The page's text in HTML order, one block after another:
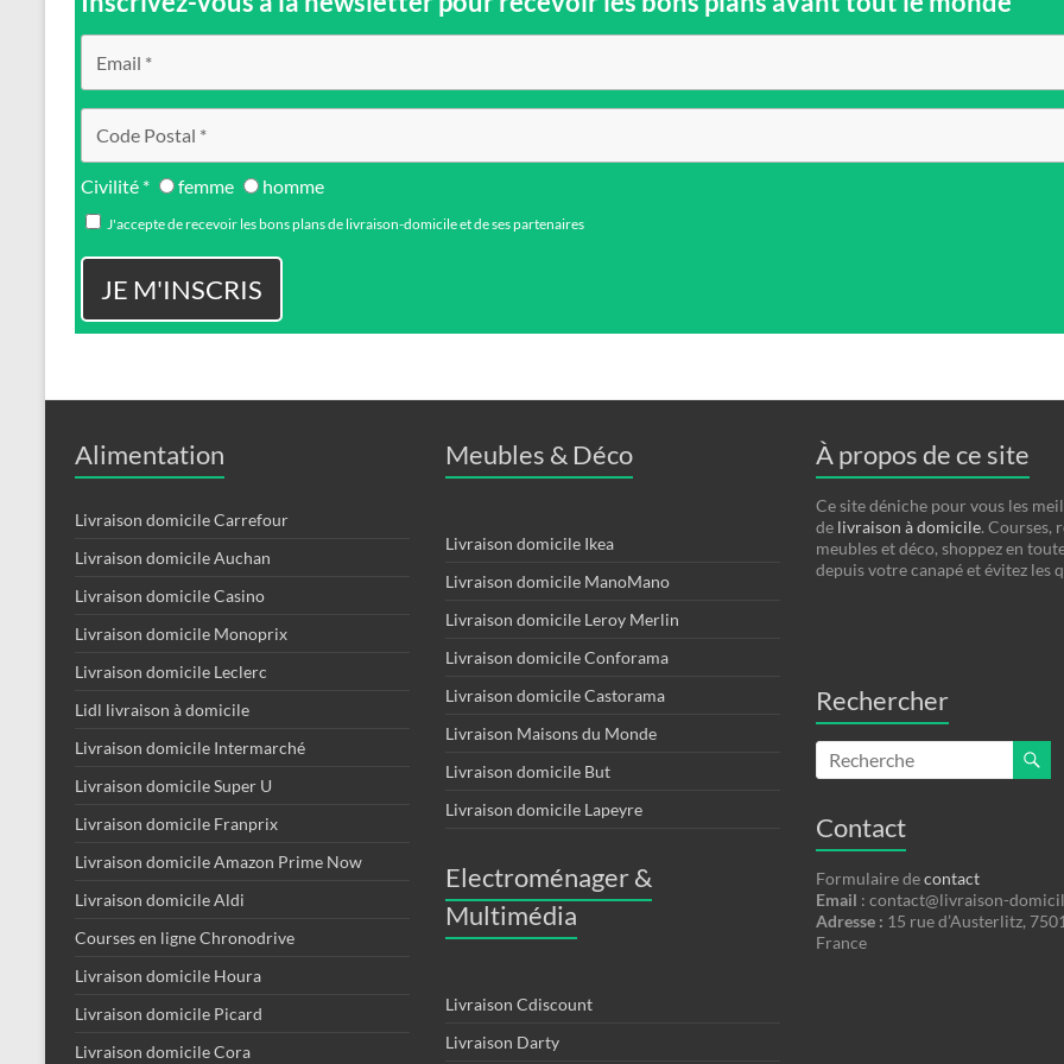
Civilité * femme homme
J'accepte de recevoir les bons plans de livraison-domicile et de ses partenaires
Alimentation
Livraison domicile Carrefour
Livraison domicile Auchan
Livraison domicile Casino
Livraison domicile Monoprix
Livraison domicile Leclerc
Lidl livraison à domicile
Livraison domicile Intermarché
Livraison domicile Super U
Livraison domicile Franprix
Livraison domicile Amazon Prime Now
Livraison domicile Aldi
Courses en ligne Chronodrive
Livraison domicile Houra
Livraison domicile Picard
Livraison domicile Cora
Meubles & Déco
Livraison domicile Ikea
Livraison domicile ManoMano
Livraison domicile Leroy Merlin
Livraison domicile Conforama
Livraison domicile Castorama
Livraison Maisons du Monde
Livraison domicile But
Livraison domicile Lapeyre
Electroménager &
Multimédia
Livraison Cdiscount
Livraison Darty
À propos de ce site
Ce site déniche pour vous les
de livraison à domicile. Courses,
meubles et déco, shoppez en
depuis votre canapé et évitez les
Rechercher
Contact
Formulaire decontact
Email : contact@livraison-
Adresse : 15 rue d’Austerlitz,
France